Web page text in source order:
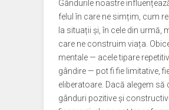
Gândurile noastre
felul în care ne simțim, cum
la situații și, în cele din urmă,
care ne construim viața.
mentale — acele tipare
gândire — pot fi fie limitative,
eliberatoare. Dacă alegem să
gânduri pozitive și